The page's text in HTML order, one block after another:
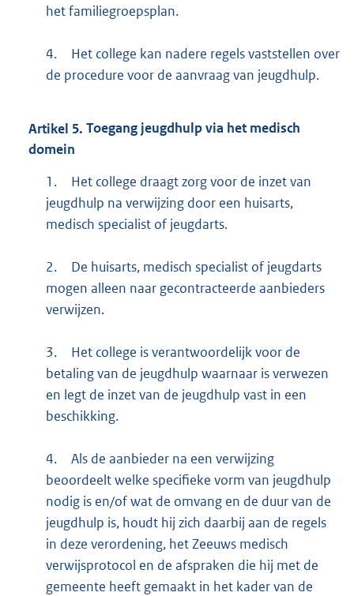
het familiegroepsplan.
4.
Het college kan nadere regels vaststellen over
de procedure voor de aanvraag van jeugdhulp.
Artikel 5. Toegang jeugdhulp via het medisch
domein
1.
Het college draagt zorg voor de inzet van
jeugdhulp na verwijzing door een huisarts,
medisch specialist of jeugdarts.
2.
De huisarts, medisch specialist of jeugdarts
mogen alleen naar gecontracteerde aanbieders
verwijzen.
3.
Het college is verantwoordelijk voor de
betaling van de jeugdhulp waarnaar is verwezen
en legt de inzet van de jeugdhulp vast in een
beschikking.
4.
Als de aanbieder na een verwijzing
beoordeelt welke specifieke vorm van jeugdhulp
nodig is en/of wat de omvang en de duur van de
jeugdhulp is, houdt hij zich daarbij aan de regels
in deze verordening, het Zeeuws medisch
verwijsprotocol en de afspraken die hij met de
gemeente heeft gemaakt in het kader van de